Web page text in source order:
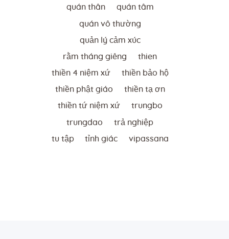
quán thân quán tâm
quán vô thường
quản lý cảm xúc
rằm tháng giêng thien
thiền 4 niệm xứ thiền bảo hộ
thiền phật giáo thiền tạ ơn
thiền tứ niệm xứ trungbo
trungdao trả nghiệp
tu tập tỉnh giác vipassana